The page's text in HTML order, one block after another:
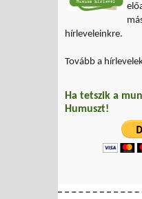
hírleveleinkre.
Tovább a
Ha tetszik a
Humuszt!